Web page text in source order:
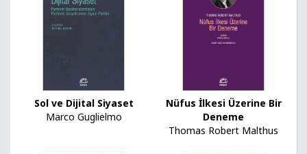
Sol ve Dijital Siyaset
Marco Guglielmo
Nüfus İlkesi Üzerine Bir
Deneme
Thomas Robert Malthus